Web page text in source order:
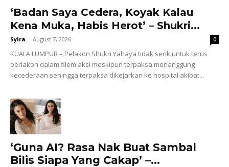
‘Badan Saya Cedera, Koyak Kalau
Kena Muka, Habis Herot’ – Shukri...
Syira - August 7, 2026 0
KUALA LUMPUR – Pelakon Shukri Yahaya tidak serik untuk terus
berlakon dalam filem aksi meskipun terpaksa menanggung
kecederaan sehingga terpaksa dikejarkan ke hospital akibat...
‘Guna AI? Rasa Nak Buat Sambal
Bilis Siapa Yang Cakap’ –...